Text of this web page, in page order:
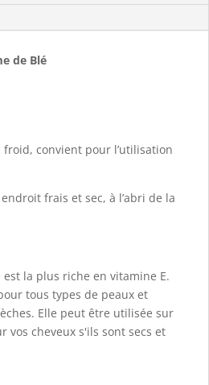
de Blé
convient pour l’utilisation
frais et sec, à l’abri de la
la plus riche en vitamine E.
tous types de peaux et
Elle peut être utilisée sur
vos cheveux s'ils sont secs et